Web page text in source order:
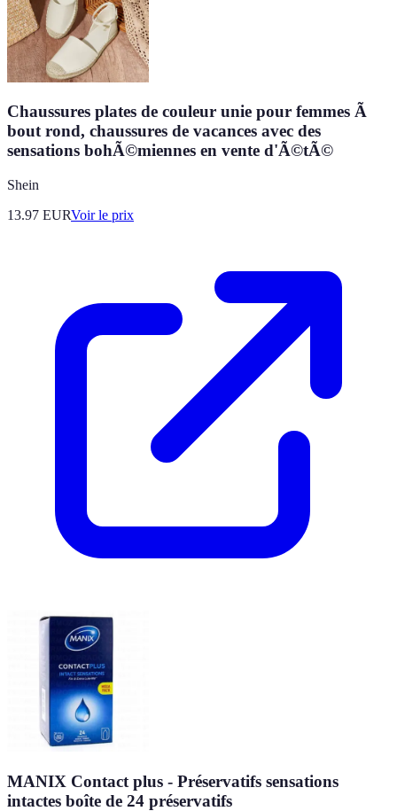
Chaussures plates de couleur unie pour femmes Ã
bout rond, chaussures de vacances avec des
sensations bohÃ©miennes en vente d'Ã©tÃ©
Shein
13.97 EURVoir le prix
MANIX Contact plus - Préservatifs sensations
intactes boîte de 24 préservatifs